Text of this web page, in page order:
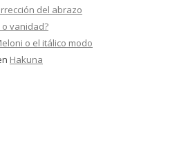
del abrazo
o vanidad?
o el itálico modo
Hakuna